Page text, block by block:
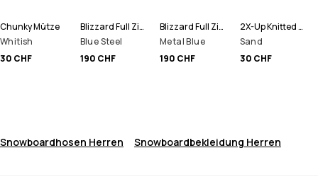
Chunky Mütze
Whitish
30 CHF
Blizzard Full Zip Snowboardjacke Herren
Blue Steel
190 CHF
Blizzard Full Zip Skijacke Herren
Metal Blue
190 CHF
2X-Up Knitted Schlauchtuch
Sand
30 CHF
Snowboardhosen Herren Snowboardbekleidung Herren